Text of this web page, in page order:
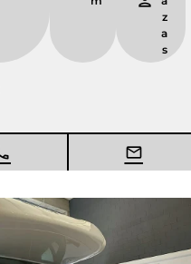
z
a
s